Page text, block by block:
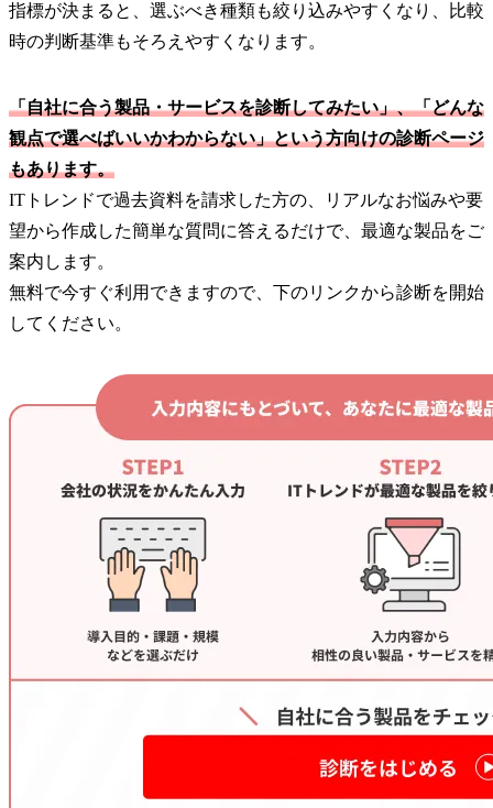
指標が決まると、選ぶべき種類も絞り込みやすくなり、比較
時の判断基準もそろえやすくなります。
「自社に合う製品・サービスを診断してみたい」、「どんな
観点で選べばいいかわからない」という方向けの診断ページ
もあります。
ITトレンドで過去資料を請求した方の、リアルなお悩みや要
望から作成した簡単な質問に答えるだけで、最適な製品をご
案内します。
無料で今すぐ利用できますので、下のリンクから診断を開始
してください。